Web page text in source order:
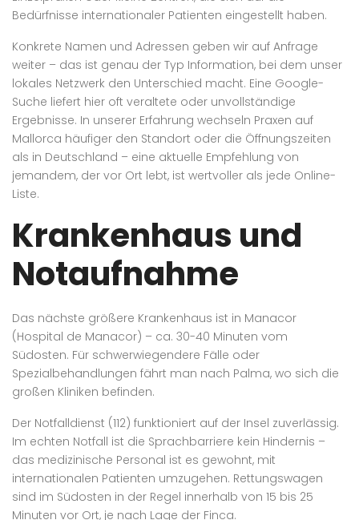
Bedürfnisse internationaler Patienten eingestellt haben.
Konkrete Namen und Adressen geben wir auf Anfrage
weiter – das ist genau der Typ Information, bei dem unser
lokales Netzwerk den Unterschied macht. Eine Google-
Suche liefert hier oft veraltete oder unvollständige
Ergebnisse. In unserer Erfahrung wechseln Praxen auf
Mallorca häufiger den Standort oder die Öffnungszeiten
als in Deutschland – eine aktuelle Empfehlung von
jemandem, der vor Ort lebt, ist wertvoller als jede Online-
Liste.
Krankenhaus und
Notaufnahme
Das nächste größere Krankenhaus ist in Manacor
(Hospital de Manacor) – ca. 30-40 Minuten vom
Südosten. Für schwerwiegendere Fälle oder
Spezialbehandlungen fährt man nach Palma, wo sich die
großen Kliniken befinden.
Der Notfalldienst (112) funktioniert auf der Insel zuverlässig.
Im echten Notfall ist die Sprachbarriere kein Hindernis –
das medizinische Personal ist es gewohnt, mit
internationalen Patienten umzugehen. Rettungswagen
sind im Südosten in der Regel innerhalb von 15 bis 25
Minuten vor Ort, je nach Lage der Finca.